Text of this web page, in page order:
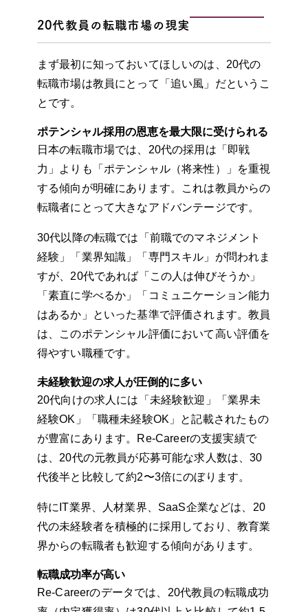
20代教員の転職市場の現実
まず最初に知っておいてほしいのは、20代の
転職市場は教員にとって「追い風」だというこ
とです。
ポテンシャル採用の恩恵を最大限に受けられる
日本の転職市場では、20代の採用は「即戦
力」よりも「ポテンシャル（将来性）」を重視
する傾向が明確にあります。これは教員からの
転職者にとって大きなアドバンテージです。
30代以降の転職では「前職でのマネジメント
経験」「業界知識」「専門スキル」が問われま
すが、20代であれば「この人は伸びそうか」
「素直に学べるか」「コミュニケーション能力
はあるか」といった基準で評価されます。教員
は、このポテンシャル評価において高い評価を
得やすい職種です。
未経験歓迎の求人が圧倒的に多い
20代向けの求人には「未経験歓迎」「業界未
経験OK」「職種未経験OK」と記載されたもの
が豊富にあります。Re-Careerの支援実績で
は、20代の元教員が応募可能な求人数は、30
代後半と比較して約2〜3倍にのぼります。
特にIT業界、人材業界、SaaS企業などは、20
代の未経験者を積極的に採用しており、教育業
界からの転職者も歓迎する傾向があります。
転職成功率が高い
Re-Careerのデータでは、20代教員の転職成功